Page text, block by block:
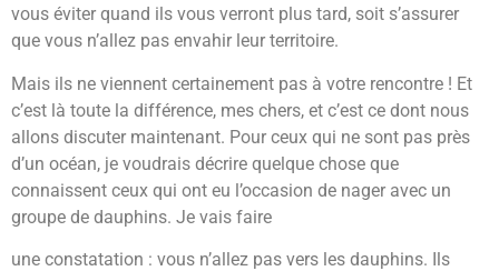
vous éviter quand ils vous verront plus tard, soit s’assurer
que vous n’allez pas envahir leur territoire.
Mais ils ne viennent certainement pas à votre rencontre ! Et
c’est là toute la différence, mes chers, et c’est ce dont nous
allons discuter maintenant. Pour ceux qui ne sont pas près
d’un océan, je voudrais décrire quelque chose que
connaissent ceux qui ont eu l’occasion de nager avec un
groupe de dauphins. Je vais faire
une constatation : vous n’allez pas vers les dauphins. Ils